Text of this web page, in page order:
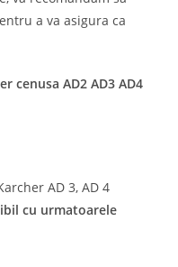
a va asigura ca
cenusa AD2 AD3 AD4
AD 3, AD 4
cu urmatoarele